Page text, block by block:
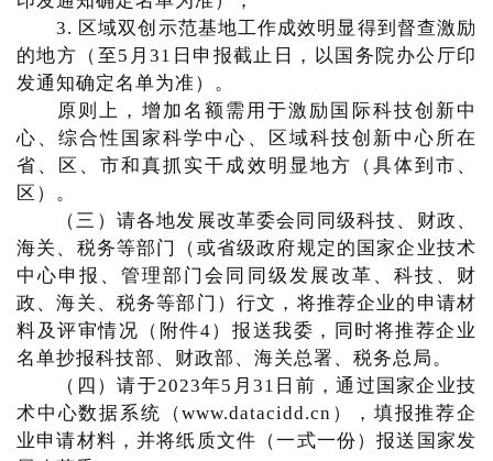
3. 区域双创示范基地工作成效明显得到督查激励
的地方（至5月31日申报截止日，以国务院办公厅印
发通知确定名单为准）。
原则上，增加名额需用于激励国际科技创新中
心、综合性国家科学中心、区域科技创新中心所在
省、区、市和真抓实干成效明显地方（具体到市、
区）。
（三）请各地发展改革委会同同级科技、财政、
海关、税务等部门（或省级政府规定的国家企业技术
中心申报、管理部门会同同级发展改革、科技、财
政、海关、税务等部门）行文，将推荐企业的申请材
料及评审情况（附件4）报送我委，同时将推荐企业
名单抄报科技部、财政部、海关总署、税务总局。
（四）请于2023年5月31日前，通过国家企业技
术中心数据系统（www.datacidd.cn），填报推荐企
业申请材料，并将纸质文件（一式一份）报送国家发